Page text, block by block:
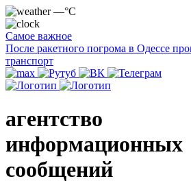
—°C
Самое важное
После ракетного погрома в Одессе
транспорт
агентство
информационных
сообщений